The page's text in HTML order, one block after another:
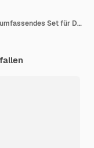
Geschäftliche und analytische Ikonen umfassendes Set für Datenvisualisierung und Finanzanalyse